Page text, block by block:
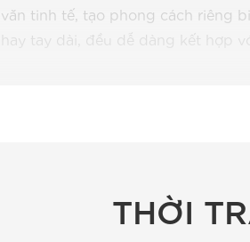
văn tinh tế, tạo phong cách riêng
hay tay dài, đều dễ dàng kết hợp
nhẹ nhàng với nước lạnh cho cả
áo trong bóng râm, tránh ánh
THỜI